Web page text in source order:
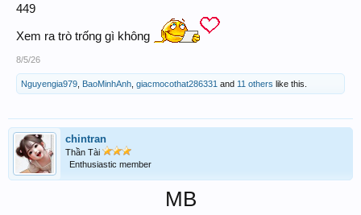
449
Xem ra trò trống gì không
8/5/26
Nguyengia979 BaoMinhAnh giacmocothat286331 and 11 others like this.
chintran
Thần Tài
Enthusiastic member
MB